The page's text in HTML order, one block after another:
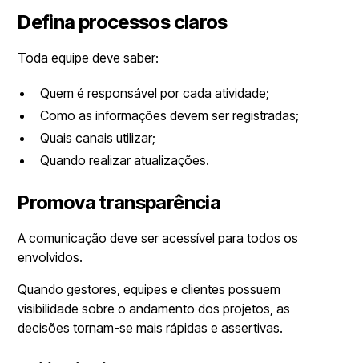
Defina processos claros
Toda equipe deve saber:
Quem é responsável por cada atividade;
Como as informações devem ser registradas;
Quais canais utilizar;
Quando realizar atualizações.
Promova transparência
A comunicação deve ser acessível para todos os
envolvidos.
Quando gestores, equipes e clientes possuem
visibilidade sobre o andamento dos projetos, as
decisões tornam-se mais rápidas e assertivas.